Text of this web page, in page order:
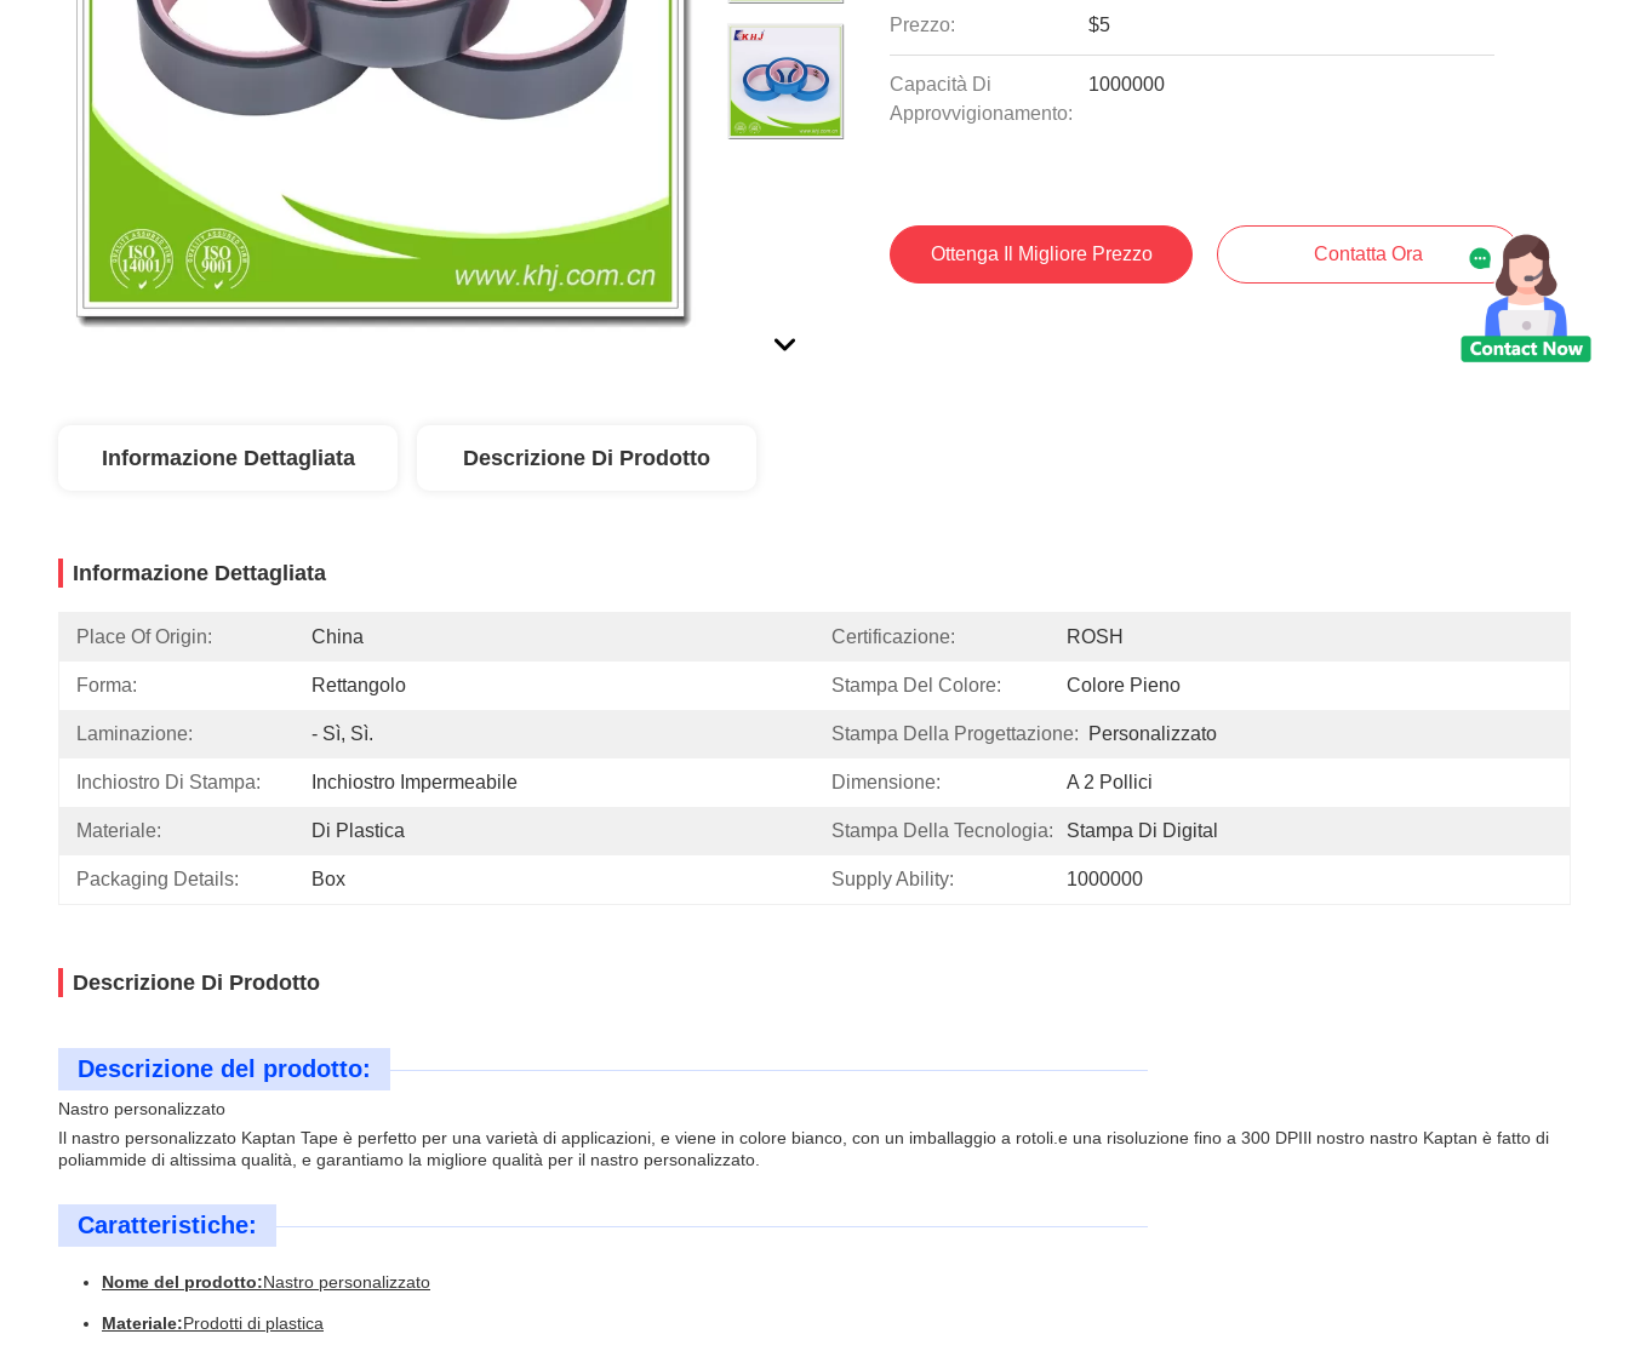
Prezzo: $5
Capacità Di
Approvvigionamento:
1000000
Ottenga Il Migliore Prezzo Contatta Ora
Informazione Dettagliata Descrizione Di Prodotto
Informazione Dettagliata
Place Of Origin: China Certificazione: ROSH
Forma: Rettangolo Stampa Del Colore: Colore Pieno
Laminazione: - Sì, Sì. Stampa Della Progettazione: Personalizzato
Inchiostro Di Stampa: Inchiostro Impermeabile Dimensione: A 2 Pollici
Materiale: Di Plastica Stampa Della Tecnologia: Stampa Di Digital
Packaging Details: Box Supply Ability: 1000000
Descrizione Di Prodotto
Descrizione del prodotto:
Nastro personalizzato
Il nastro personalizzato Kaptan Tape è perfetto per una varietà di applicazioni, e viene in colore bianco, con un imballaggio a rotoli.e una risoluzione fino a 300 DPIIl nostro nastro Kaptan è fatto di
poliammide di altissima qualità, e garantiamo la migliore qualità per il nastro personalizzato.
Caratteristiche:
Nome del prodotto:Nastro personalizzato
Materiale:Prodotti di plastica